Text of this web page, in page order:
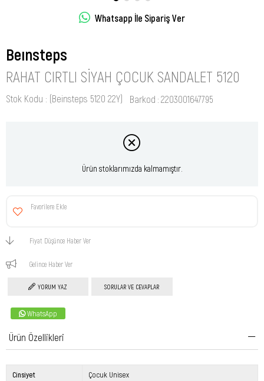
Whatsapp İle Sipariş Ver
Beınsteps
RAHAT CIRTLI SIYAH ÇOCUK SANDALET 5120
Stok Kodu (Beinsteps 5120 22Y) Barkod : 2203001647795
Ürün stoklarımızda kalmamıştır.
Favorilere Ekle
Fiyat Düşünce Haber Ver
Gelince Haber Ver
YORUM YAZ SORULAR VE CEVAPLAR
WhatsApp
Ürün Özellikleri
Cinsiyet Çocuk Unisex